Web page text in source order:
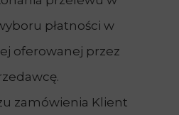
płatności w
oferowanej przez
zamówienia Klient